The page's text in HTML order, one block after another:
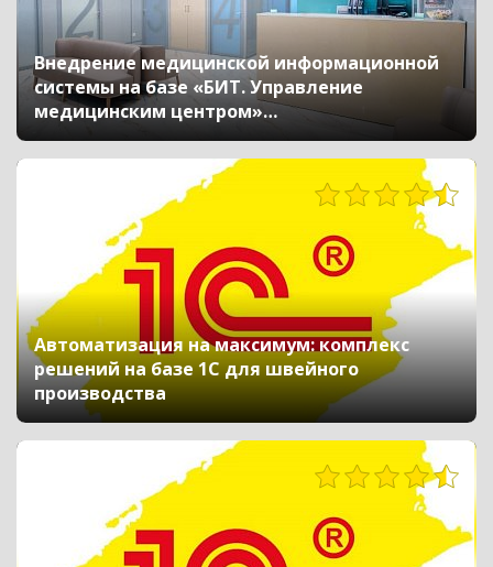
Внедрение медицинской информационной
системы на базе «БИТ. Управление
медицинским центром»
в офтальмологической клинике «Ясно
вижу»
Автоматизация на максимум: комплекс
решений на базе 1С для швейного
производства